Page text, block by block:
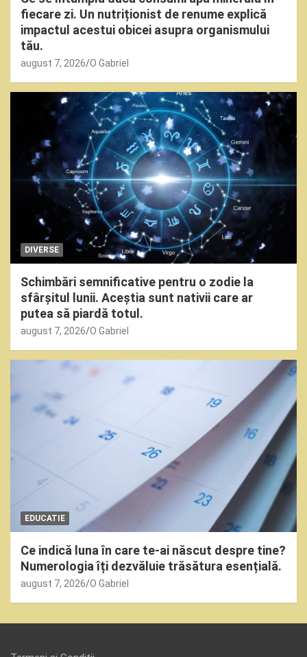
fiecare zi. Un nutriționist de renume explică
impactul acestui obicei asupra organismului
tău.
august 7, 2026 O Gabriel
DIVERSE
Schimbări semnificative pentru o zodie la
sfârșitul lunii. Aceștia sunt nativii care ar
putea să piardă totul.
august 7, 2026 O Gabriel
EDUCATIE
Ce indică luna în care te-ai născut despre tine?
Numerologia îți dezvăluie trăsătura esențială.
august 7, 2026 O Gabriel